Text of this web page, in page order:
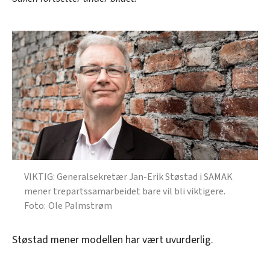
VIKTIG: Generalsekretær Jan-Erik Støstad i SAMAK
mener trepartssamarbeidet bare vil bli viktigere.
Ole Palmstrøm
Støstad mener modellen har vært uvurderlig.